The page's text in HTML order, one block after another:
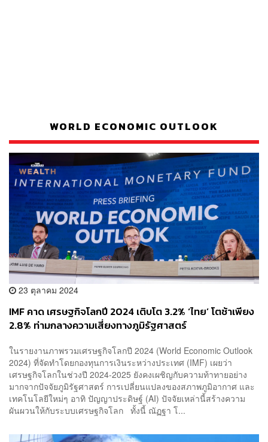
WORLD ECONOMIC OUTLOOK
23 ตุลาคม 2024
IMF คาด เศรษฐกิจโลกปี 2024 เติบโต 3.2% ‘ไทย’ โตช้าเพียง
2.8% ท่ามกลางความเสี่ยงทางภูมิรัฐศาสตร์
ในรายงานภาพรวมเศรษฐกิจโลกปี 2024 (World Economic Outlook
2024) ที่จัดทำโดยกองทุนการเงินระหว่างประเทศ (IMF) เผยว่า
เศรษฐกิจโลกในช่วงปี 2024-2025 ยังคงเผชิญกับความท้าทายอย่าง
มากจากปัจจัยภูมิรัฐศาสตร์ การเปลี่ยนแปลงของสภาพภูมิอากาศ และ
เทคโนโลยีใหม่ๆ อาทิ ปัญญาประดิษฐ์ (AI) ปัจจัยเหล่านี้สร้างความ
ผันผวนให้กับระบบเศรษฐกิจโลก ทั้งนี้ ณัฏฐา โ...